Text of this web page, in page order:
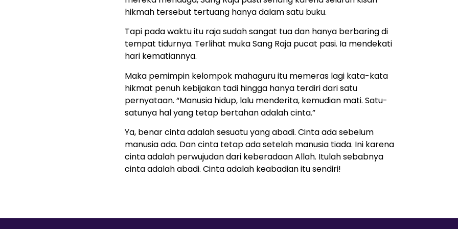
hikmah tersebut tertuang hanya dalam satu buku.
Tapi pada waktu itu raja sudah sangat tua dan hanya berbaring di
tempat tidurnya. Terlihat muka Sang Raja pucat pasi. Ia mendekati
hari kematiannya.
Maka pemimpin kelompok mahaguru itu memeras lagi kata-kata
hikmat penuh kebijakan tadi hingga hanya terdiri dari satu
pernyataan. “Manusia hidup, lalu menderita, kemudian mati. Satu-
satunya hal yang tetap bertahan adalah cinta.”
Ya, benar cinta adalah sesuatu yang abadi. Cinta ada sebelum
manusia ada. Dan cinta tetap ada setelah manusia tiada. Ini karena
cinta adalah perwujudan dari keberadaan Allah. Itulah sebabnya
cinta adalah abadi. Cinta adalah keabadian itu sendiri!